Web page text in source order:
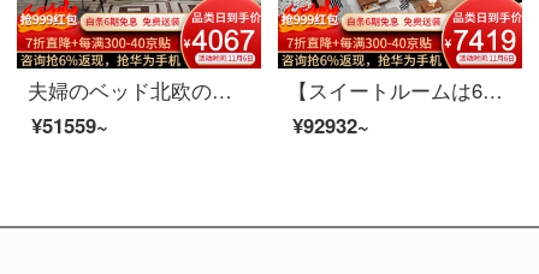
夫婦のベッド北欧の軽奢なツインベッド1.8メートルの近代的なシンプルなベッドルームの家具の逸品のベッド+3 E椰子のベッドのマットレス+マットレス*2 1800*2000
¥51559~
【スイートルームは6割引が受けられます。】夫婦室北欧リビングルームの家具セットC【80-150平方メートル】メインルーム6点セットの胡桃色のスイートルームが適用されます。
¥92932~